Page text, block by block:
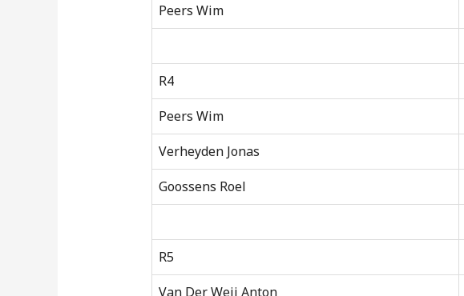
Peers Wim
R4
Peers Wim
Verheyden Jonas
Goossens Roel
R5
Van Der Weij Anton